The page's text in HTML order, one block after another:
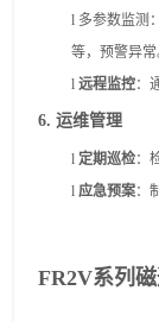
l 多参数监测
等，预警异常
l 远程监控：
6. 运维管理
l 定期巡检：
l 应急预案：
FR2V系列